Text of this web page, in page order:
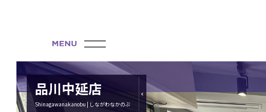
品川中延店
Shinagawanakanobu | しながわなかのぶ